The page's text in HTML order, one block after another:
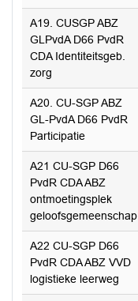
A19. CUSGP ABZ
GLPvdA D66 PvdR
CDA Identiteitsgeb.
zorg
A20. CU-SGP ABZ
GL-PvdA D66 PvdR
Participatie
A21 CU-SGP D66
PvdR CDA ABZ
ontmoetingsplek
geloofsgemeenschap
A22 CU-SGP D66
PvdR CDA ABZ VVD
logistieke leerweg